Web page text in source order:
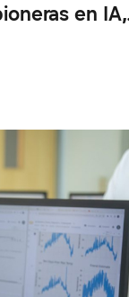
en IA,